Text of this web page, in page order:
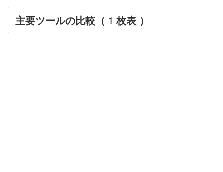
主要ツールの比較（ 1 枚表 ）